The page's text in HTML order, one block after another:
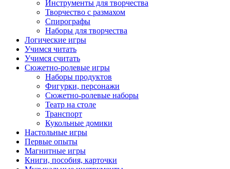
Инструменты для творчества
Творчество с размахом
Спирографы
Наборы для творчества
Логические игры
Учимся читать
Учимся считать
Сюжетно-ролевые игры
Наборы продуктов
Фигурки, персонажи
Сюжетно-ролевые наборы
Театр на столе
Транспорт
Кукольные домики
Настольные игры
Первые опыты
Магнитные игры
Книги, пособия, карточки